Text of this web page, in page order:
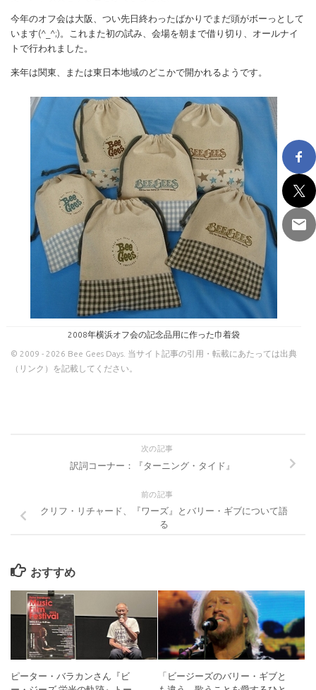
今年のオフ会は大阪、つい先日終わったばかりでまだ頭がボーっとして
います(^_^;)。これまた初の試み、会場を朝まで借り切り、オールナイ
トで行われました。
来年は関東、または東日本地域のどこかで開かれるようです。
2008年横浜オフ会の記念品用に作った巾着袋
© 2009 - 2026 Bee Gees Days. 当サイト記事の引用・転載にあたっては出典
（リンク）を記載してください。
次の記事
訳詞コーナー：『ターニング・タイド』
前の記事
クリフ・リチャード、『ワーズ』とバリー・ギブについて語
る
おすすめ
ピーター・バラカンさん『ビ
「ビージーズのバリー・ギブと